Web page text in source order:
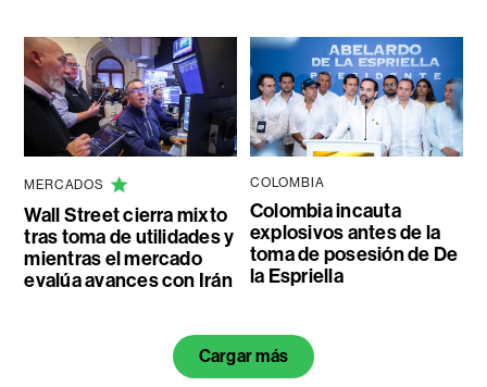
MERCADOS
Wall Street cierra mixto
tras toma de utilidades y
mientras el mercado
evalúa avances con Irán
COLOMBIA
Colombia incauta
explosivos antes de la
toma de posesión de De
la Espriella
Cargar más